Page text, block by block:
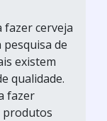
cerveja
de
existem
qualidade.
fazer
produtos